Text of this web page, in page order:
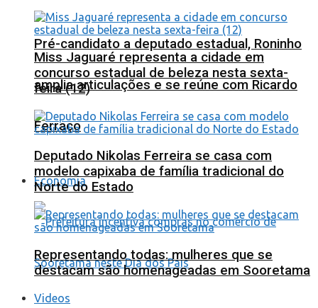
Pré-candidato a deputado estadual, Roninho
amplia articulações e se reúne com Ricardo
Ferraço
Economia
Miss Jaguaré representa a cidade em
concurso estadual de beleza nesta sexta-
feira (12)
Deputado Nikolas Ferreira se casa com
modelo capixaba de família tradicional do
Norte do Estado
Representando todas: mulheres que se
destacam são homenageadas em Sooretama
Videos